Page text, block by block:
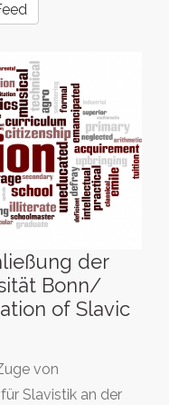
der
Bonn/
of Slavic
von
Slavistik an der